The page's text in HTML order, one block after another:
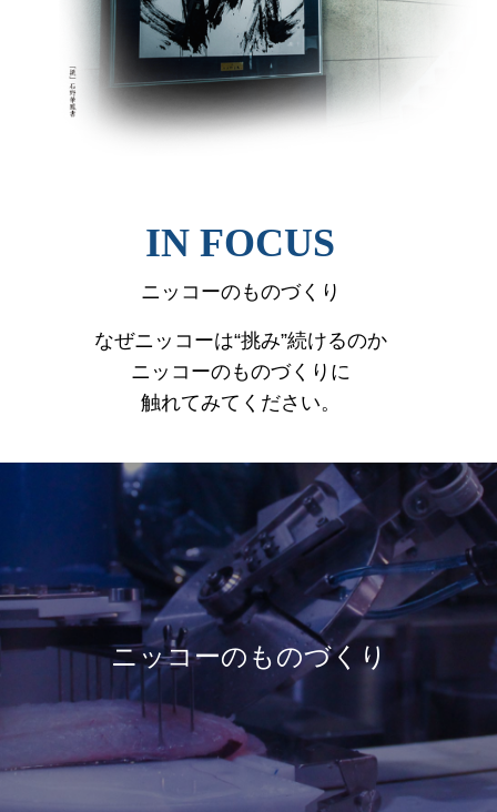
IN FOCUS
ニッコーのものづくり
なぜニッコーは“挑み”続けるのか
ニッコーのものづくりに
触れてみてください。
ニッコーのものづくり